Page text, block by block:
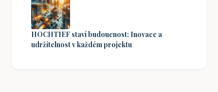
HOCHTIEF staví budoucnost: Inovace a
udržitelnost v každém projektu